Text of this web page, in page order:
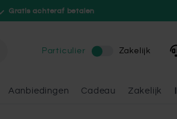
Gratis achteraf betalen
Aanbiedingen Cadeau Zakelijk
Particulier Zakelijk